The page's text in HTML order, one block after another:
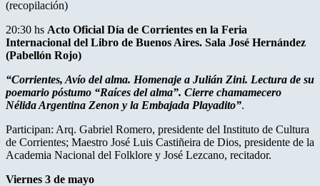
(recopilación)
20:30 hs Acto Oficial Día de Corrientes en la Feria
Internacional del Libro de Buenos Aires. Sala José Hernández
(Pabellón Rojo)
“Corrientes, Avío del alma. Homenaje a Julián Zini. Lectura de su
poemario póstumo “Raíces del alma”. Cierre chamamecero
Nélida Argentina Zenon y la Embajada Playadito”.
Participan: Arq. Gabriel Romero, presidente del Instituto de Cultura
de Corrientes; Maestro José Luis Castiñeira de Dios, presidente de la
Academia Nacional del Folklore y José Lezcano, recitador.
Viernes 3 de mayo